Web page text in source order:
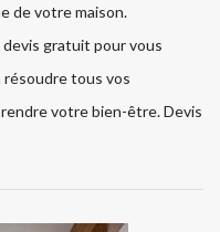
de votre maison.
gratuit pour vous
résoudre tous vos
votre bien-être. Devis